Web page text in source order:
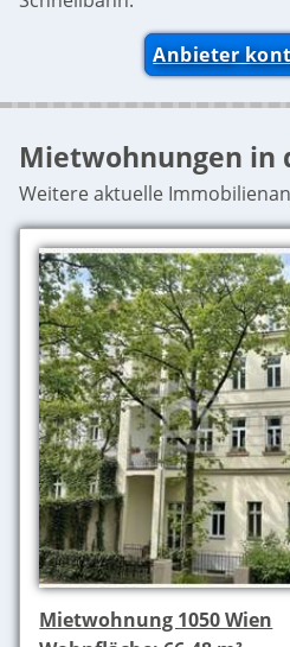
Anbieter
Mietwohnungen in
Weitere aktuelle
Mietwohnung 1050 Wien